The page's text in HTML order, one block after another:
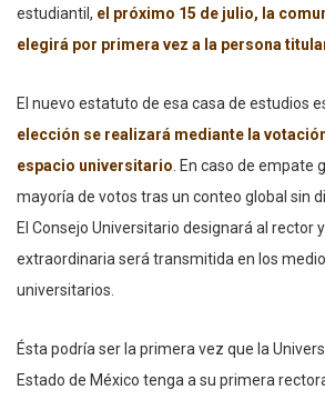
estudiantil, el próximo 15 de julio, la
elegirá por primera vez a la persona
El nuevo estatuto de esa casa de estudios
elección se realizará mediante la
espacio universitario . En caso de empate
mayoría de votos tras un conteo global sin
El Consejo Universitario designará al rector
extraordinaria será transmitida en los
universitarios.
Ésta podría ser la primera vez que la
Estado de México tenga a su primera